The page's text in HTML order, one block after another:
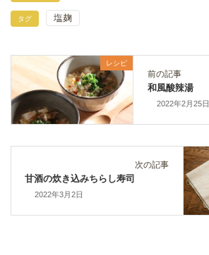
タグ 塩麹
レシピ
前の記事
和風酸辣湯
2022年2月25日
次の記事
甘酒の炊き込みちらし寿司
2022年3月2日